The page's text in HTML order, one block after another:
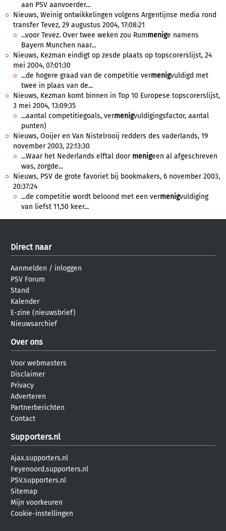
aan PSV aanvoerder...
Nieuws, Weinig ontwikkelingen volgens Argentijnse media rond
transfer Tevez, 29 augustus 2004, 17:08:21
...voor Tevez. Over twee weken zou Rummenige namens
Bayern Munchen naar...
Nieuws, Kezman eindigt op zesde plaats op topscorerslijst, 24
mei 2004, 07:01:30
...de hogere graad van de competitie vermenigvuldigd met
twee in plaas van de...
Nieuws, Kezman komt binnen in Top 10 Europese topscorerslijst,
3 mei 2004, 13:09:35
...aantal competitiegoals, vermenigvuldigingsfactor, aantal
punten)
Nieuws, Ooijer en Van Nistelrooij redders des vaderlands, 19
november 2003, 22:13:30
...Waar het Nederlands elftal door menigeen al afgeschreven
was, zorgde...
Nieuws, PSV de grote favoriet bij bookmakers, 6 november 2003,
20:37:24
...de competitie wordt beloond met een vermenigvuldiging
van liefst 11,50 keer...
Direct naar
Aanmelden / inloggen
PSV Forum
Stand
Kalender
E-zine (nieuwsbrief)
Nieuwsarchief
Over ons
Voor webmasters
Disclaimer
Privacy
Adverteren
Partnerberichten
Contact
Supporters.nl
Ajax.supporters.nl
Feyenoord.supporters.nl
PSV.supporters.nl
Sitemap
Mijn voorkeuren
Cookie-instellingen